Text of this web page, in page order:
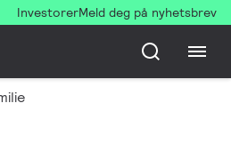
InvestorerMeld deg på nyhetsbrev